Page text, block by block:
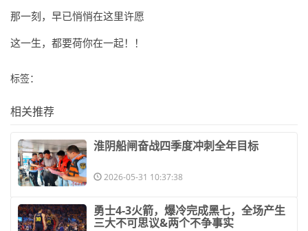
那一刻，早已悄悄在这里许愿
这一生，都要荷你在一起！！
标签：
相关推荐
​淮阴船闸奋战四季度冲刺全年目标
2026-05-31 10:37:38
​勇士4-3火箭，爆冷完成黑七，全场产生
三大不可思议&两个不争事实